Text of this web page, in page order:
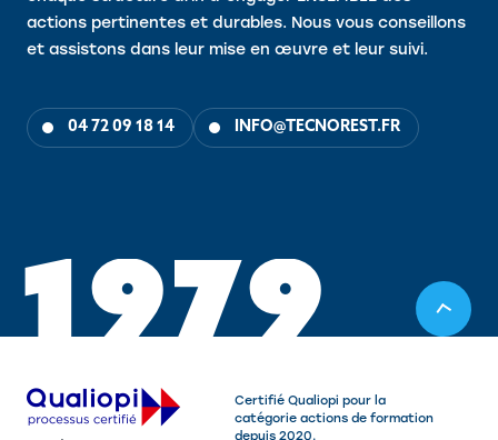
actions pertinentes et durables. Nous vous conseillons
et assistons dans leur mise en œuvre et leur suivi.
04 72 09 18 14 INFO@TECNOREST.FR
1979
Certifié Qualiopi pour la
catégorie actions de formation
depuis 2020.